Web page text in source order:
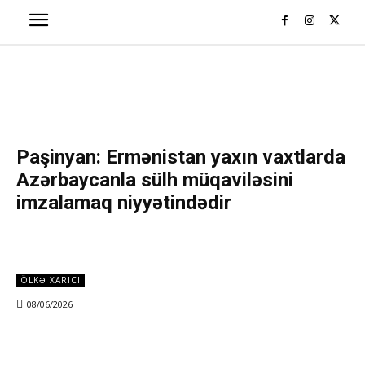
Paşinyan: Ermənistan yaxın vaxtlarda
Azərbaycanla sülh müqaviləsini
imzalamaq niyyətindədir
ÖLKƏ XARICI
08/06/2026